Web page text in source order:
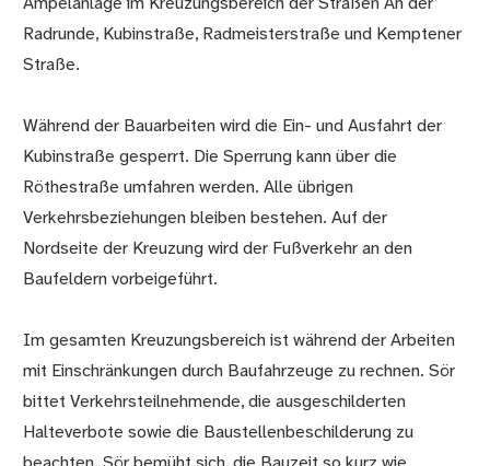
Ampelanlage im Kreuzungsbereich der Straßen An der
Radrunde, Kubinstraße, Radmeisterstraße und Kemptener
Straße.
Während der Bauarbeiten wird die Ein- und Ausfahrt der
Kubinstraße gesperrt. Die Sperrung kann über die
Röthestraße umfahren werden. Alle übrigen
Verkehrsbeziehungen bleiben bestehen. Auf der
Nordseite der Kreuzung wird der Fußverkehr an den
Baufeldern vorbeigeführt.
Im gesamten Kreuzungsbereich ist während der Arbeiten
mit Einschränkungen durch Baufahrzeuge zu rechnen. Sör
bittet Verkehrsteilnehmende, die ausgeschilderten
Halteverbote sowie die Baustellenbeschilderung zu